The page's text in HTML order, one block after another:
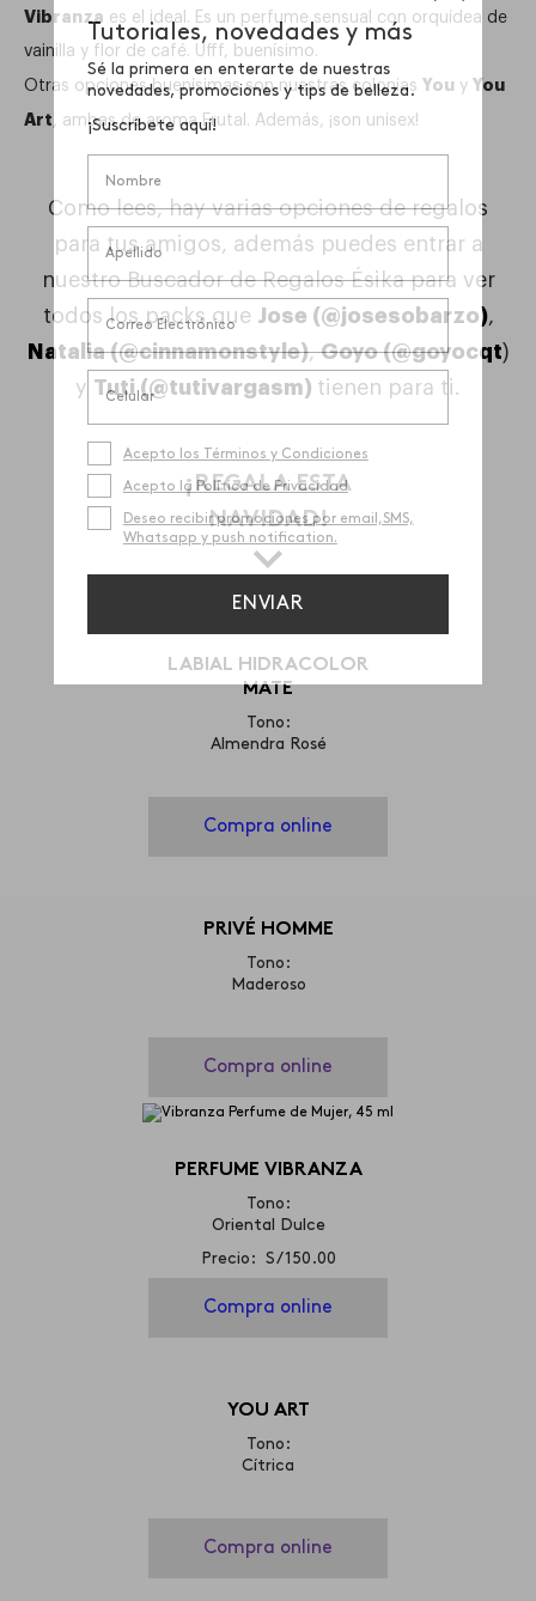
Vibranza es el ideal. Es un perfume sensual con orquídea de
vainilla y flor de café. Ufff, buenísimo.
Otras opciones buenísimas son nuestras colonias You y You
Art , ambas de aroma Frutal. Además, ¡son unisex!
Como lees, hay varias opciones de regalos
para tus amigos, además puedes entrar a
nuestro Buscador de Regalos Ésika para ver
todos los packs que Jose (@josesobarzo),
Natalia (@cinnamonstyle),Goyo (@goyocqt)
y Tuti (@tutivargasm) tienen para ti.
¡REGALA ESTA
NAVIDAD!
LABIAL HIDRACOLOR
MATE
Tono:
Almendra Rosé
Compra online
PRIVÉ HOMME
Tono:
Maderoso
Compra online
PERFUME VIBRANZA
Tono:
Oriental Dulce
Precio: S/ 150.00
Compra online
YOU ART
Tono:
Cítrica
Compra online